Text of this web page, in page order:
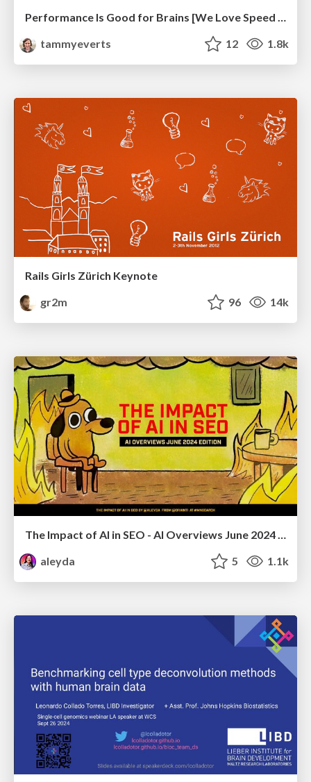
Performance Is Good for Brains [We Love Speed 2024]
tammyeverts
12 1.8k
Rails Girls Zürich Keynote
gr2m
96 14k
aleyda
5 1.1k